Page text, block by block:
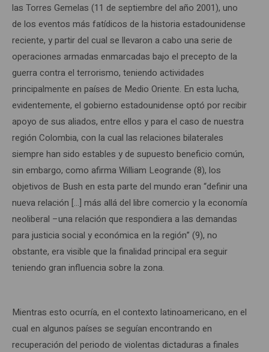
las Torres Gemelas (11 de septiembre del año 2001), uno
de los eventos más fatídicos de la historia estadounidense
reciente, y partir del cual se llevaron a cabo una serie de
operaciones armadas enmarcadas bajo el precepto de la
guerra contra el terrorismo, teniendo actividades
principalmente en países de Medio Oriente. En esta lucha,
evidentemente, el gobierno estadounidense optó por recibir
apoyo de sus aliados, entre ellos y para el caso de nuestra
región Colombia, con la cual las relaciones bilaterales
siempre han sido estables y de supuesto beneficio común,
sin embargo, como afirma William Leogrande (8), los
objetivos de Bush en esta parte del mundo eran “definir una
nueva relación […] más allá del libre comercio y la economía
neoliberal –una relación que respondiera a las demandas
para justicia social y económica en la región” (9), no
obstante, era visible que la finalidad principal era seguir
teniendo gran influencia sobre la zona.
Mientras esto ocurría, en el contexto latinoamericano, en el
cual en algunos países se seguían encontrando en
recuperación del periodo de violentas dictaduras a finales